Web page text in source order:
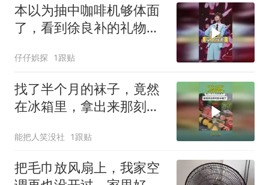
本以为抽中咖啡机够体面
了，看到徐良补的礼物，
仔仔娯探 1跟贴
找了半个月的袜子，竟然
在冰箱里，拿出来那刻直
能把人笑没社 1跟贴
把毛巾放风扇上，我家空